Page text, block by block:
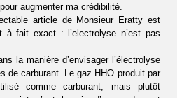
augmenter ma crédibilité.
article de Monsieur Eratty est
à fait exact : l’electrolyse n’est pas
la manière d’envisager l’électrolyse
de carburant. Le gaz HHO produit par
comme carburant, mais plutôt